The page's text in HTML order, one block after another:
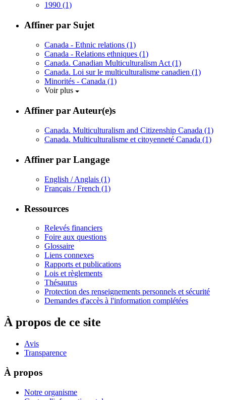
1990 (1)
Affiner par Sujet
Canada - Ethnic relations (1)
Canada - Relations ethniques (1)
Canada. Canadian Multiculturalism Act (1)
Canada. Loi sur le multiculturalisme canadien (1)
Minorités - Canada (1)
Voir plus
Affiner par Auteur(e)s
Canada. Multiculturalism and Citizenship Canada (1)
Canada. Multiculturalisme et citoyenneté Canada (1)
Affiner par Langage
English / Anglais (1)
Français / French (1)
Ressources
Relevés financiers
Foire aux questions
Glossaire
Liens connexes
Rapports et publications
Lois et règlements
Thésaurus
Protection des renseignements personnels et sécurité
Demandes d'accès à l'information complétées
À propos de ce site
Avis
Transparence
À propos
Notre organisme